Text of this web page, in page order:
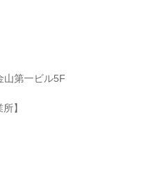
山第一ビル5F
】